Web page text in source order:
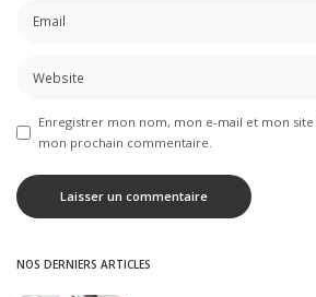
Enregistrer mon nom, mon e-mail et mon
mon prochain commentaire.
NOS DERNIERS ARTICLES